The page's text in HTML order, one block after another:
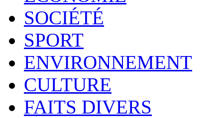
SOCIÉTÉ
SPORT
ENVIRONNEMENT
CULTURE
FAITS DIVERS